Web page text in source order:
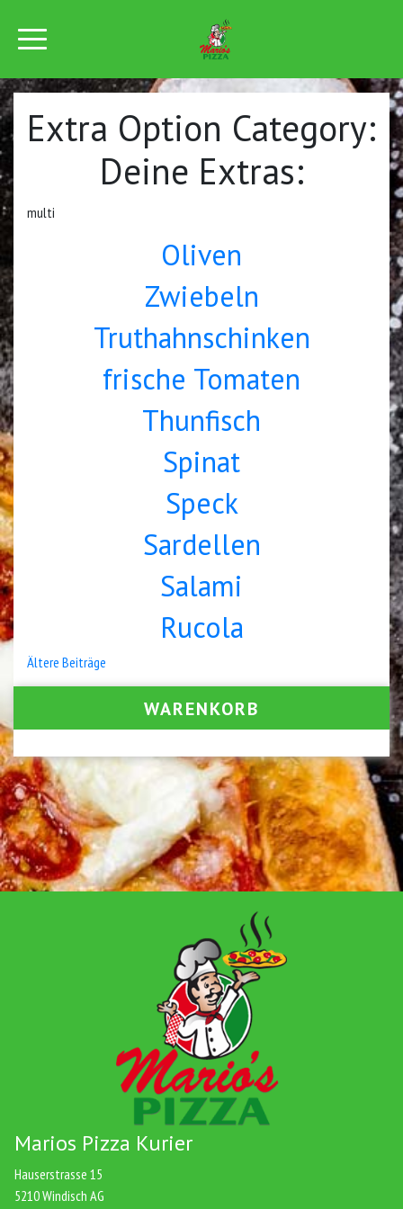
Extra Option Category:
Deine Extras:
multi
Oliven
Zwiebeln
Truthahnschinken
frische Tomaten
Thunfisch
Spinat
Speck
Sardellen
Salami
Rucola
Beitragsnavigation
Ältere Beiträge
WARENKORB
Marios Pizza Kurier
Hauserstrasse 15
5210 Windisch AG